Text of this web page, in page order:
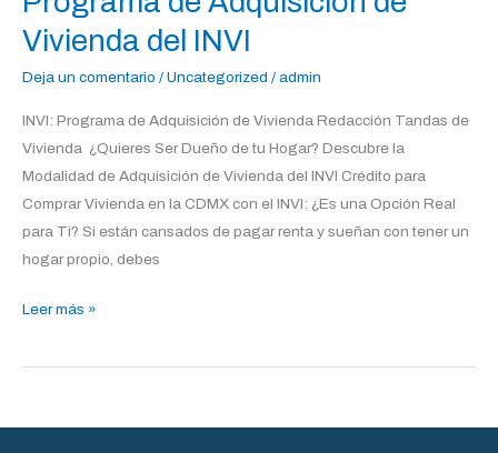
Vivienda del INVI
Deja un comentario / Uncategorized / admin
INVI: Programa de Adquisición de Vivienda Redacción Tandas de
Vivienda ¿Quieres Ser Dueño de tu Hogar? Descubre la
Modalidad de Adquisición de Vivienda del INVI Crédito para
Comprar Vivienda en la CDMX con el INVI: ¿Es una Opción Real
para Ti? Si están cansados de pagar renta y sueñan con tener un
hogar propio, debes
Leer más »